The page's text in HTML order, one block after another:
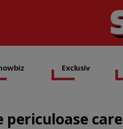
Exclusiv
periculoase